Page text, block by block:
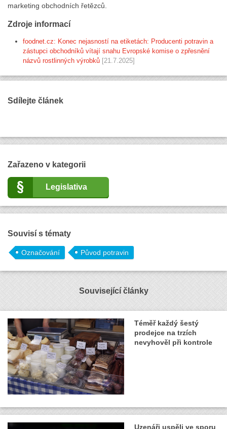
marketing obchodních řetězců.
Zdroje informací
foodnet.cz: Konec nejasností na etiketách: Producenti potravin a
zástupci obchodníků vítají snahu Evropské komise o zpřesnění
názvů rostlinných výrobků [21.7.2025]
Sdílejte článek
Zařazeno v kategorii
Legislativa
Souvisí s tématy
Označování Původ potravin
Související články
Téměř každý šestý
prodejce na trzích
nevyhověl při kontrole
Uzenáři uspěli ve sporu